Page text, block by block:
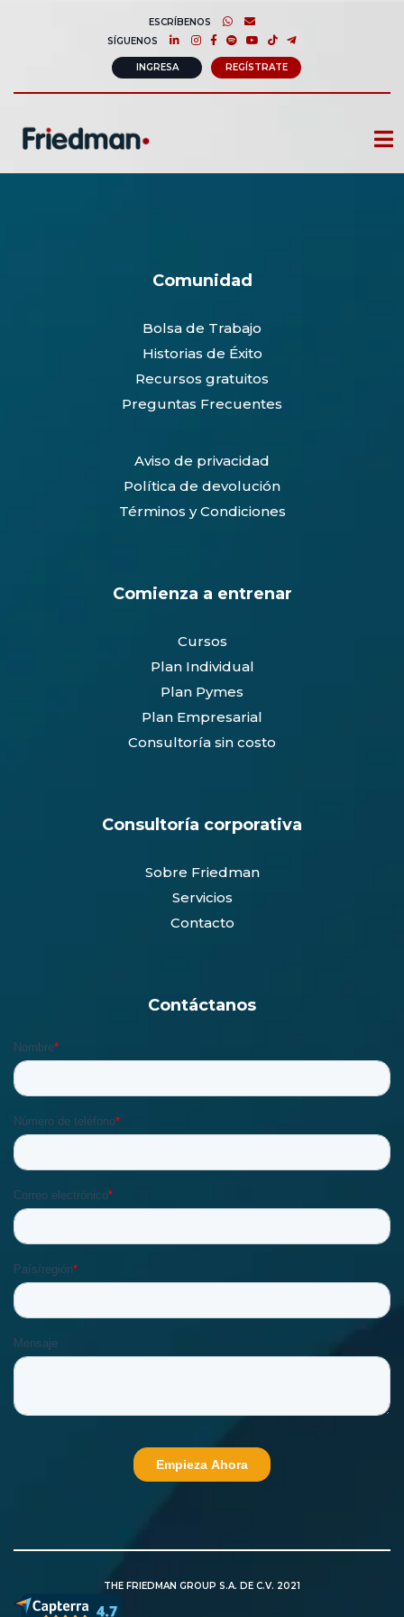
ESCRÍBENOS
SÍGUENOS
INGRESA REGÍSTRATE
Comunidad
Bolsa de Trabajo
Historias de Éxito
Recursos gratuitos
Preguntas Frecuentes
Aviso de privacidad
Política de devolución
Términos y Condiciones
Comienza a entrenar
Cursos
Plan Individual
Plan Pymes
Plan Empresarial
Consultoría sin costo
Consultoría corporativa
Sobre Friedman
Servicios
Contacto
Contáctanos
THE FRIEDMAN GROUP S.A. DE C.V. 2021